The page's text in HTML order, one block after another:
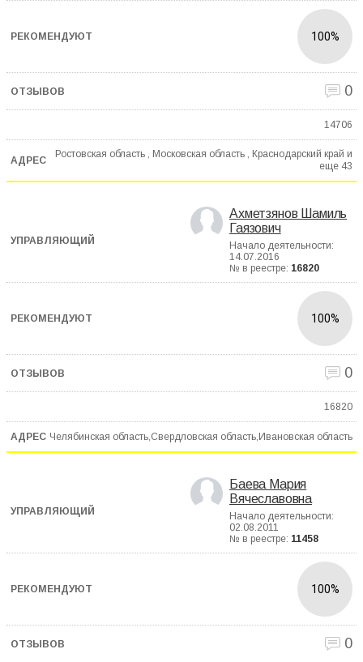
100%
0
14706
Ростовская область , Московская область , Краснодарский край и
еще 43
Ахметзянов Шамиль
Гаязович
Начало деятельности:
14.07.2016
№ в реестре: 16820
100%
0
16820
Челябинская область,Свердловская область,Ивановская область
Баева Мария
Вячеславовна
Начало деятельности:
02.08.2011
№ в реестре: 11458
100%
0